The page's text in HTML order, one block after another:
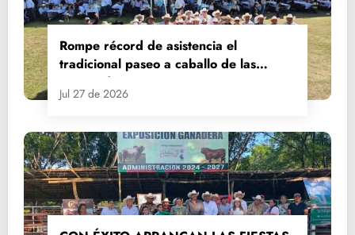
Rompe récord de asistencia el
tradicional paseo a caballo de las
Fiestas de Santiago y Santa Ana
Jul 27 de 2026